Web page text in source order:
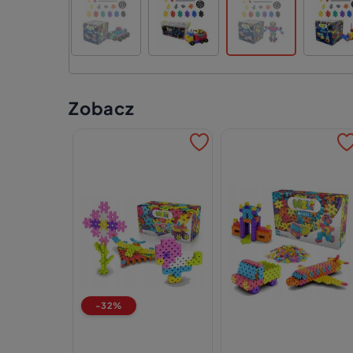
Zobacz
-32%